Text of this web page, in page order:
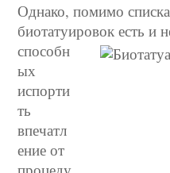
Однако, помимо
биотатуировок есть и
способн
ых
испорти
ть
впечатл
ение от